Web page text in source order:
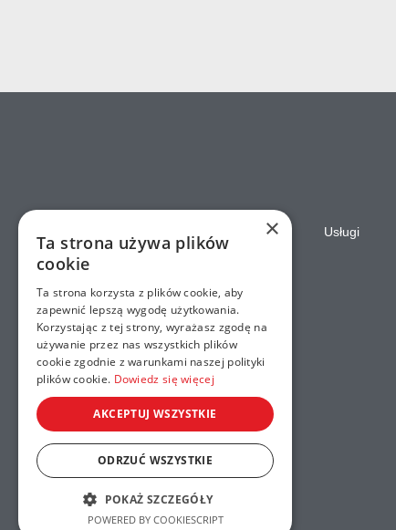
Strona główna Usługi
×
Ta strona używa plików
cookie
Ta strona korzysta z plików cookie, aby
zapewnić lepszą wygodę użytkowania.
Korzystając z tej strony, wyrażasz zgodę na
używanie przez nas wszystkich plików
cookie zgodnie z warunkami naszej polityki
plików cookie. Dowiedz się więcej
AKCEPTUJ WSZYSTKIE
ODRZUĆ WSZYSTKIE
POKAŻ SZCZEGÓŁY
POWERED BY COOKIESCRIPT